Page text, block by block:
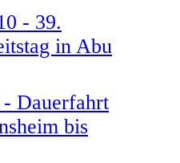
- 39.
in Abu
Dauerfahrt
bis